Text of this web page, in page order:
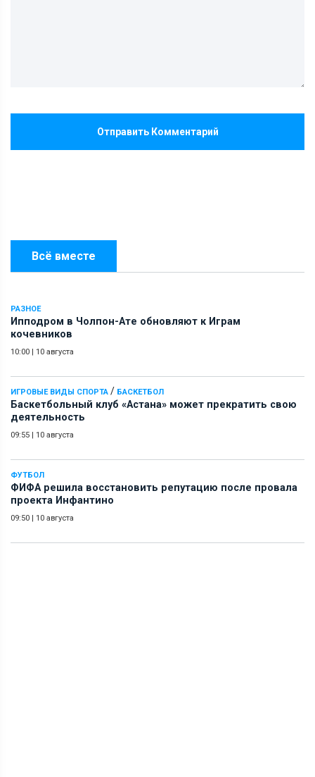
Всё вместе
РАЗНОЕ
Ипподром в Чолпон-Ате обновляют к Играм
кочевников
10:00 | 10 августа
ИГРОВЫЕ ВИДЫ СПОРТА / БАСКЕТБОЛ
Баскетбольный клуб «Астана» может прекратить свою
деятельность
09:55 | 10 августа
ФУТБОЛ
ФИФА решила восстановить репутацию после провала
проекта Инфантино
09:50 | 10 августа
Отправить Комментарий